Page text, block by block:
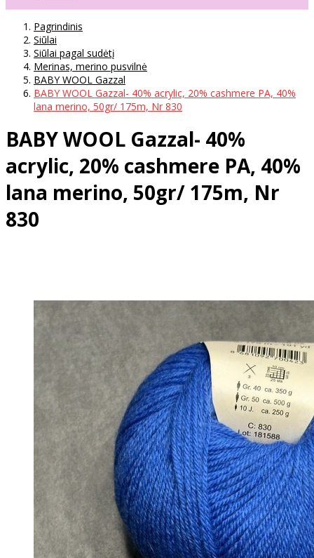
Pagrindinis
Siūlai
Siūlai pagal sudėtį
Merinas, merino pusvilnė
BABY WOOL Gazzal
BABY WOOL Gazzal- 40% acrylic, 20% cashmere PA, 40%
lana merino, 50gr/ 175m, Nr 830
BABY WOOL Gazzal- 40%
acrylic, 20% cashmere PA, 40%
lana merino, 50gr/ 175m, Nr
830